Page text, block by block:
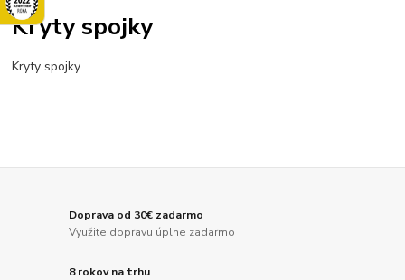
Kryty spojky
Kryty spojky
Doprava od 30€ zadarmo
Využite dopravu úplne zadarmo
8 rokov na trhu